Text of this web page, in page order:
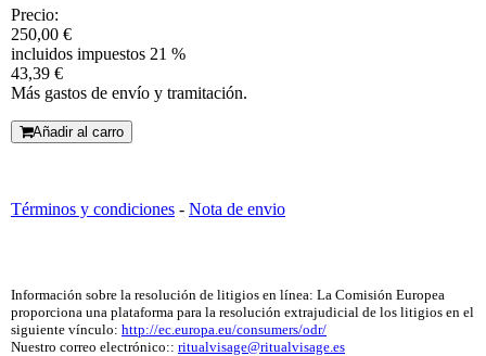
Precio:
250,00 €
incluidos impuestos 21 %
43,39 €
Más gastos de envío y tramitación.
Añadir al carro
Términos y condiciones - Nota de envio
Información sobre la resolución de litigios en línea: La Comisión Europea
proporciona una plataforma para la resolución extrajudicial de los litigios en el
siguiente vínculo: http://ec.europa.eu/consumers/odr/
Nuestro correo electrónico:: ritualvisage@ritualvisage.es